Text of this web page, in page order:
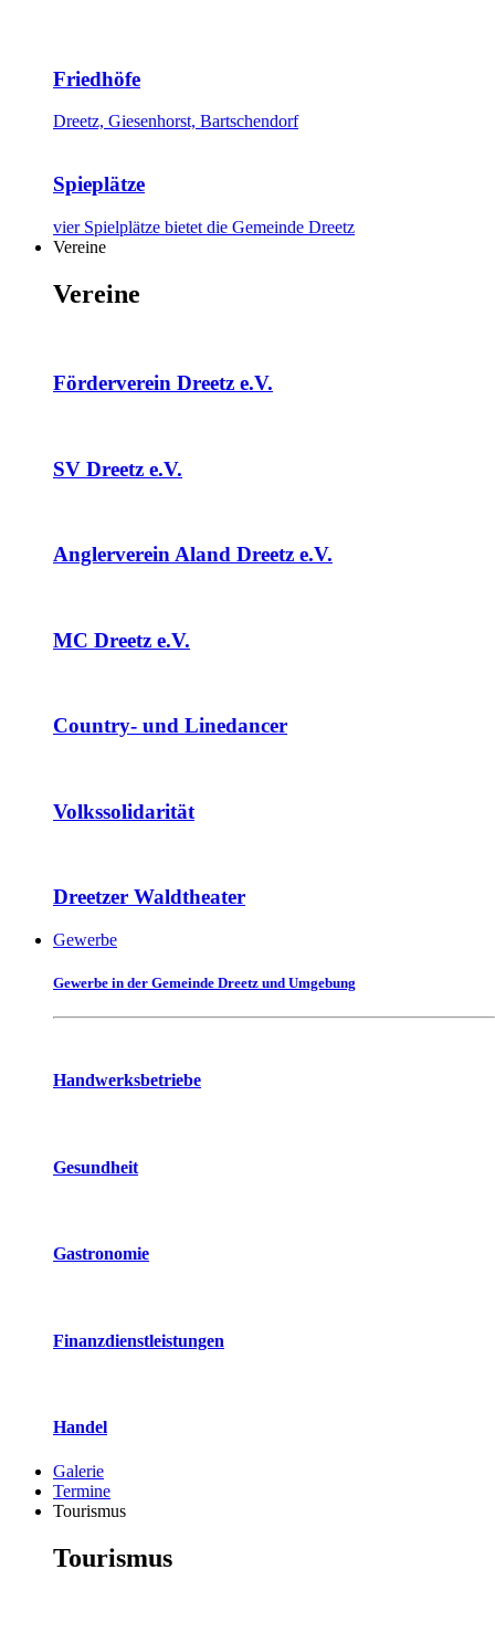
Friedhöfe
Dreetz, Giesenhorst, Bartschendorf
Spieplätze
vier Spielplätze bietet die Gemeinde Dreetz
Vereine
Vereine
Förderverein Dreetz e.V.
SV Dreetz e.V.
Anglerverein Aland Dreetz e.V.
MC Dreetz e.V.
Country- und Linedancer
Volkssolidarität
Dreetzer Waldtheater
Gewerbe
Gewerbe in der Gemeinde Dreetz und Umgebung
Handwerksbetriebe
Gesundheit
Gastronomie
Finanzdienstleistungen
Handel
Galerie
Termine
Tourismus
Tourismus